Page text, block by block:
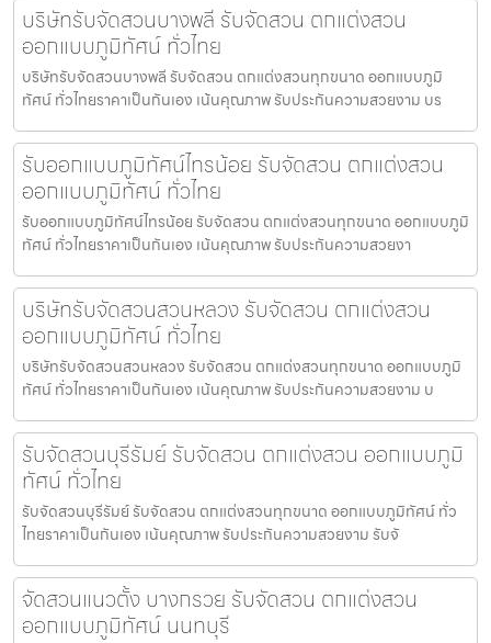
บริษัทรับจัดสวนบางพลี รับจัดสวน ตกแต่งสวน
ออกแบบภูมิทัศน์ ทั่วไทย
บริษัทรับจัดสวนบางพลี รับจัดสวน ตกแต่งสวนทุกขนาด ออกแบบภูมิ
ทัศน์ ทั่วไทยราคาเป็นกันเอง เน้นคุณภาพ รับประกันความสวยงาม บร
รับออกแบบภูมิทัศน์ไทรน้อย รับจัดสวน ตกแต่งสวน
ออกแบบภูมิทัศน์ ทั่วไทย
รับออกแบบภูมิทัศน์ไทรน้อย รับจัดสวน ตกแต่งสวนทุกขนาด ออกแบบภูมิ
ทัศน์ ทั่วไทยราคาเป็นกันเอง เน้นคุณภาพ รับประกันความสวยงา
บริษัทรับจัดสวนสวนหลวง รับจัดสวน ตกแต่งสวน
ออกแบบภูมิทัศน์ ทั่วไทย
บริษัทรับจัดสวนสวนหลวง รับจัดสวน ตกแต่งสวนทุกขนาด ออกแบบภูมิ
ทัศน์ ทั่วไทยราคาเป็นกันเอง เน้นคุณภาพ รับประกันความสวยงาม บ
รับจัดสวนบุรีรัมย์ รับจัดสวน ตกแต่งสวน ออกแบบภูมิ
ทัศน์ ทั่วไทย
รับจัดสวนบุรีรัมย์ รับจัดสวน ตกแต่งสวนทุกขนาด ออกแบบภูมิทัศน์ ทั่ว
ไทยราคาเป็นกันเอง เน้นคุณภาพ รับประกันความสวยงาม รับจั
จัดสวนแนวตั้ง บางกรวย รับจัดสวน ตกแต่งสวน
ออกแบบภูมิทัศน์ นนทบุรี